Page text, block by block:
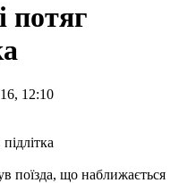
потяг
12:10
поїзда, що наближається